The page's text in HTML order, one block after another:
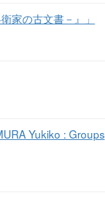
家の古文書－』」
Yukiko : Groups